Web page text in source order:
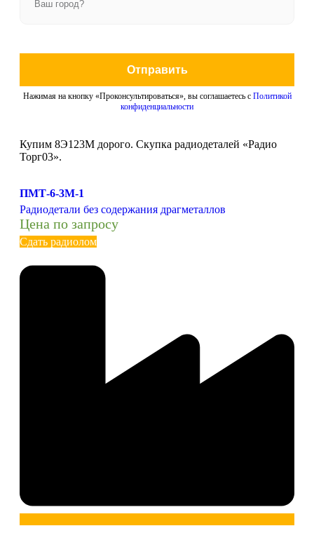
Отправить
Нажимая на кнопку «Проконсультироваться», вы соглашаетесь с Политикой
конфиденциальности
Купим 8Э123М дорого. Скупка радиодеталей «Радио
Торг03».
ПМТ-6-3М-1
Радиодетали без содержания драгметаллов
Цена по запросу
Сдать радиолом